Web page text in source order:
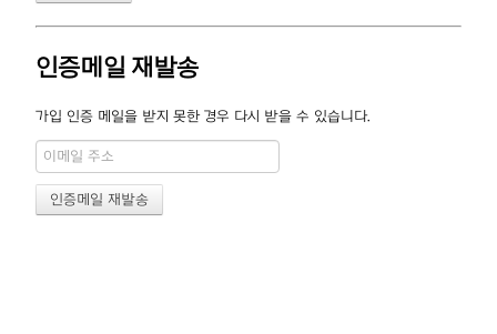
인증메일 재발송
가입 인증 메일을 받지 못한 경우 다시 받을 수 있습니다.